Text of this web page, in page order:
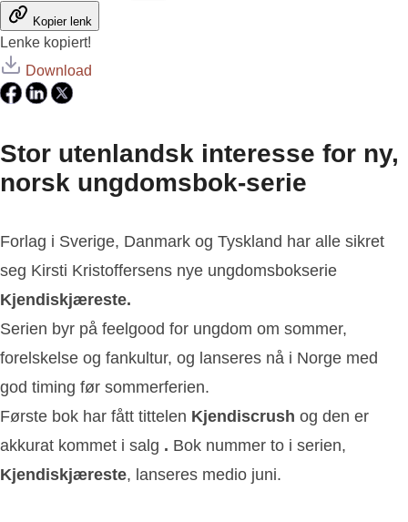
Kopier lenk
Lenke kopiert!
Download
Stor utenlandsk interesse for ny,
norsk ungdomsbok-serie
Forlag i Sverige, Danmark og Tyskland har alle sikret
seg Kirsti Kristoffersens nye ungdomsbokserie
Kjendiskjæreste.
Serien byr på feelgood for ungdom om sommer,
forelskelse og fankultur, og lanseres nå i Norge med
god timing før sommerferien.
Første bok har fått tittelen Kjendiscrush og den er
akkurat kommet i salg . Bok nummer to i serien,
Kjendiskjæreste, lanseres medio juni.